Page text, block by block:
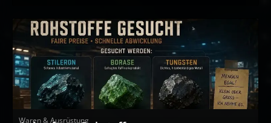
Waren & Ausrüstung